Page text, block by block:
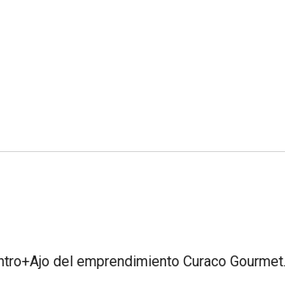
del emprendimiento Curaco Gourmet.